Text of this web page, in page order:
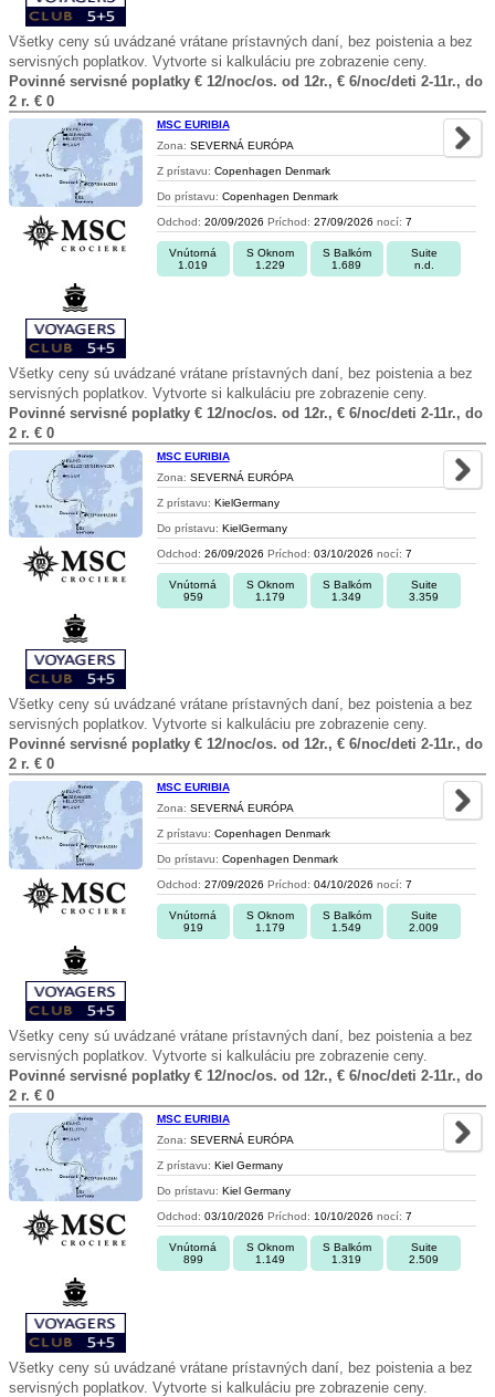
Všetky ceny sú uvádzané vrátane prístavných daní, bez poistenia a bez
servisných poplatkov. Vytvorte si kalkuláciu pre zobrazenie ceny.
Povinné servisné poplatky € 12/noc/os. od 12r., € 6/noc/deti 2-11r., do
2 r. € 0
MSC EURIBIA
Zona: SEVERNÁ EURÓPA
Z prístavu: Copenhagen Denmark
Do prístavu: Copenhagen Denmark
Odchod: 20/09/2026 Príchod: 27/09/2026 nocí: 7
Vnútorná
1.019
S Oknom
1.229
S Balkóm
1.689
Suite
n.d.
Všetky ceny sú uvádzané vrátane prístavných daní, bez poistenia a bez
servisných poplatkov. Vytvorte si kalkuláciu pre zobrazenie ceny.
Povinné servisné poplatky € 12/noc/os. od 12r., € 6/noc/deti 2-11r., do
2 r. € 0
MSC EURIBIA
Zona: SEVERNÁ EURÓPA
Z prístavu: KielGermany
Do prístavu: KielGermany
Odchod: 26/09/2026 Príchod: 03/10/2026 nocí: 7
Vnútorná
959
S Oknom
1.179
S Balkóm
1.349
Suite
3.359
Všetky ceny sú uvádzané vrátane prístavných daní, bez poistenia a bez
servisných poplatkov. Vytvorte si kalkuláciu pre zobrazenie ceny.
Povinné servisné poplatky € 12/noc/os. od 12r., € 6/noc/deti 2-11r., do
2 r. € 0
MSC EURIBIA
Zona: SEVERNÁ EURÓPA
Z prístavu: Copenhagen Denmark
Do prístavu: Copenhagen Denmark
Odchod: 27/09/2026 Príchod: 04/10/2026 nocí: 7
Vnútorná
919
S Oknom
1.179
S Balkóm
1.549
Suite
2.009
Všetky ceny sú uvádzané vrátane prístavných daní, bez poistenia a bez
servisných poplatkov. Vytvorte si kalkuláciu pre zobrazenie ceny.
Povinné servisné poplatky € 12/noc/os. od 12r., € 6/noc/deti 2-11r., do
2 r. € 0
MSC EURIBIA
Zona: SEVERNÁ EURÓPA
Z prístavu: Kiel Germany
Do prístavu: Kiel Germany
Odchod: 03/10/2026 Príchod: 10/10/2026 nocí: 7
Vnútorná
899
S Oknom
1.149
S Balkóm
1.319
Suite
2.509
Všetky ceny sú uvádzané vrátane prístavných daní, bez poistenia a bez
servisných poplatkov. Vytvorte si kalkuláciu pre zobrazenie ceny.